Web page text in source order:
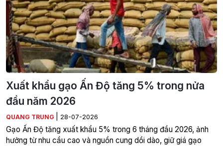
Xuất khẩu gạo Ấn Độ tăng 5% trong nửa
đầu năm 2026
QUANG TRUNG 28-07-2026
Gạo Ấn Độ tăng xuất khẩu 5% trong 6 tháng đầu 2026, ảnh
hưởng từ nhu cầu cao và nguồn cung dồi dào, giữ giá gạo